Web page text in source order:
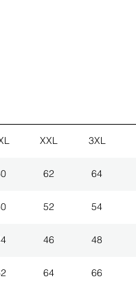
XXL 3XL
62 64
52 54
46 48
64 66